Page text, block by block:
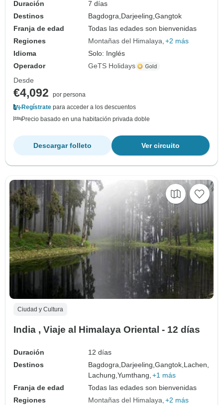
Duración
7 días
Destinos
Bagdogra, Darjeeling,Gangtok
Franja de edad
Todas las edades son bienvenidas
Regiones
Montañas del Himalaya +2 más
Idioma
Solo: Inglés
Operador
GeTS Holidays
Desde
€4,092
por persona
Regístrate para acceder a los descuentos
Precio basado en una habitación privada doble
Ver circuito
Descargar folleto
Ciudad y Cultura
India , Viaje al Himalaya Oriental - 12 días
Duración
12 días
Destinos
Bagdogra,Darjeeling,Gangtok,Lachen,
Lachung,Yumthang, +1 más
Franja de edad
Todas las edades son bienvenidas
Regiones
Montañas del Himalaya +2 más